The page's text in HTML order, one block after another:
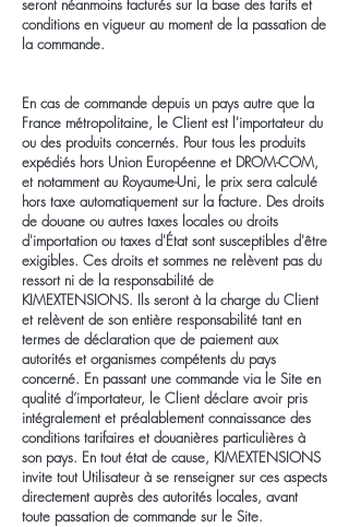
seront néanmoins facturés sur la base des tarifs et
conditions en vigueur au moment de la passation de
la commande.
En cas de commande depuis un pays autre que la
France métropolitaine, le Client est l'importateur du
ou des produits concernés. Pour tous les produits
expédiés hors Union Européenne et DROM-COM,
et notamment au Royaume-Uni, le prix sera calculé
hors taxe automatiquement sur la facture. Des droits
de douane ou autres taxes locales ou droits
d'importation ou taxes d'État sont susceptibles d'être
exigibles. Ces droits et sommes ne relèvent pas du
ressort ni de la responsabilité de
KIMEXTENSIONS. Ils seront à la charge du Client
et relèvent de son entière responsabilité tant en
termes de déclaration que de paiement aux
autorités et organismes compétents du pays
concerné. En passant une commande via le Site en
qualité d’importateur, le Client déclare avoir pris
intégralement et préalablement connaissance des
conditions tarifaires et douanières particulières à
son pays. En tout état de cause, KIMEXTENSIONS
invite tout Utilisateur à se renseigner sur ces aspects
directement auprès des autorités locales, avant
toute passation de commande sur le Site.